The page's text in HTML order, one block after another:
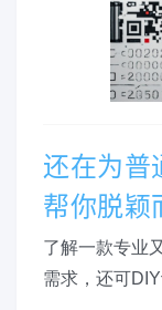
还在为普
帮你脱颖
了解一款专业
需求，还可